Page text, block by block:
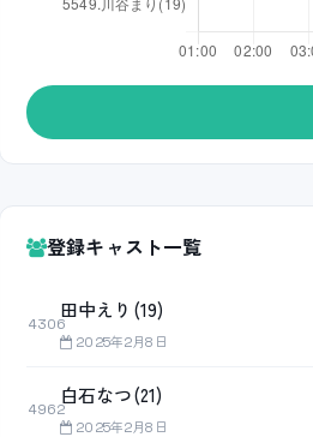
登録キャスト一覧
4306
田中えり(19)
2025年2月8日
4962
白石なつ(21)
2025年2月8日